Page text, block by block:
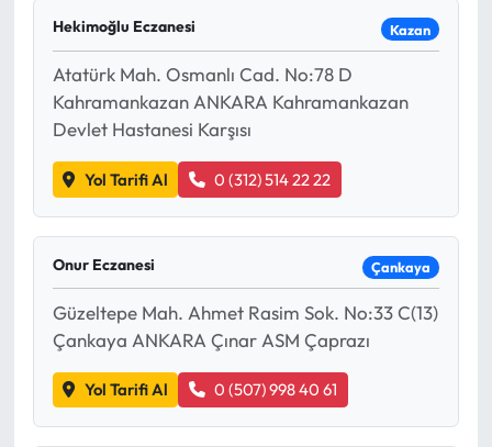
Hekimoğlu Eczanesi Kazan
Atatürk Mah. Osmanlı Cad. No:78 D
Kahramankazan ANKARA Kahramankazan
Devlet Hastanesi Karşısı
Yol Tarifi Al 0 (312) 514 22 22
Onur Eczanesi Çankaya
Güzeltepe Mah. Ahmet Rasim Sok. No:33 C(13)
Çankaya ANKARA Çınar ASM Çaprazı
Yol Tarifi Al 0 (507) 998 40 61
Eğitim
Ekonomi
Kargı Haberleri
Kimdir?
Kültür Sanat
Laçin Haberleri